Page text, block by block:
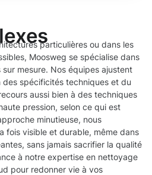
particulières ou dans les
Moosweg se spécialise dans
mesure. Nos équipes ajustent
spécificités techniques et du
aussi bien à des techniques
pression, selon ce qui est
minutieuse, nous
fois visible et durable, même dans
sans jamais sacrifier la qualité
à notre expertise en nettoyage
pour redonner vie à vos